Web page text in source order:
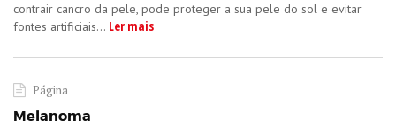
contrair cancro da pele, pode proteger a sua pele do sol e evitar
fontes artificiais... Ler mais
Página
Melanoma